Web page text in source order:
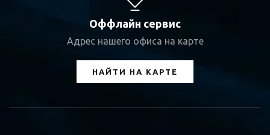
Оффлайн сервис
Адрес нашего офиса на карте
НАЙТИ НА КАРТЕ